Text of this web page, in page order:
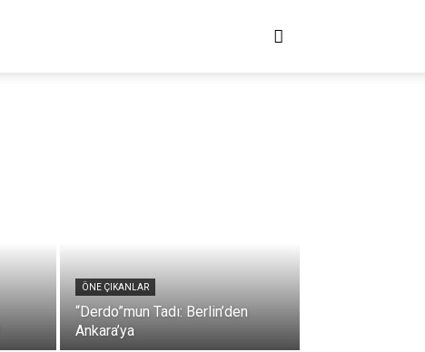
ÖNE ÇIKANLAR
“Derdo”mun Tadı: Berlin’den
Ankara’ya